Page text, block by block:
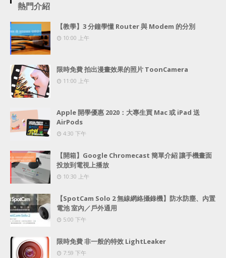
熱門介紹
【教學】3 分鐘學懂 Router 與 Modem 的分別
10:00 上午
限時免費 拍出漫畫效果的照片 ToonCamera
11:00 上午
Apple 開學優惠 2020：大專生買 Mac 或 iPad 送
AirPods
4:30 下午
【開箱】Google Chromecast 簡單介紹 讓手機畫面
投放到電視上播放
10:30 上午
【SpotCam Solo 2 無線網絡攝錄機】防水防塵、內置
電池 室內／戶外通用
5:00 下午
限時免費 非一般的特效 LightLeaker
7:59 下午